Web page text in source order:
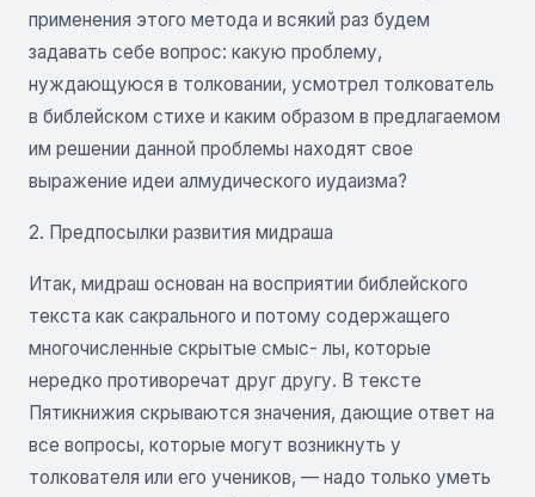
применения этого метода и всякий раз будем
задавать себе вопрос: какую проблему,
нуждающуюся в толковании, усмотрел толкователь
в библейском стихе и каким образом в предлагаемом
им решении данной проблемы находят свое
выражение идеи алмудического иудаизма?
2. Предпосылки развития мидраша
Итак, мидраш основан на восприятии библейского
текста как сакрального и потому содержащего
многочисленные скрытые смыс- лы, которые
нередко противоречат друг другу. В тексте
Пятикнижия скрываются значения, дающие ответ на
все вопросы, которые могут возникнуть у
толкователя или его учеников, — надо только уметь